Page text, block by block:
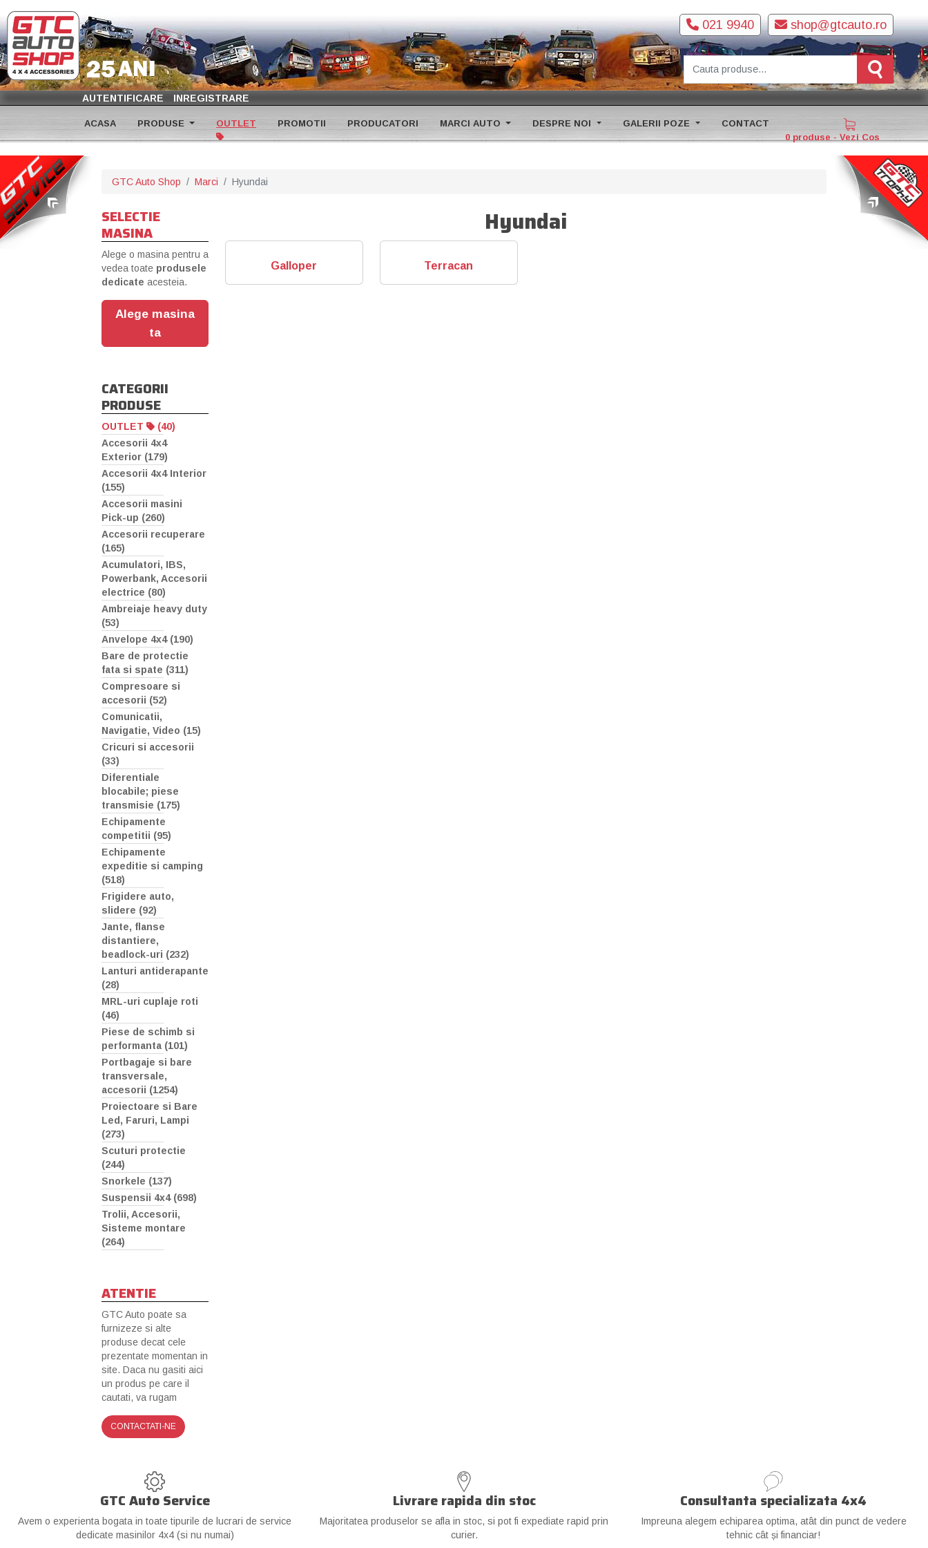
shop@gtcauto.ro
021 9940
AUTENTIFICARE INREGISTRARE
ACASA PRODUSE OUTLET PROMOTII PRODUCATORI MARCI AUTO DESPRE NOI GALERII POZE
CONTACT
0 produse - Vezi Cos
GTC Auto Shop Marci Hyundai
Hyundai
Galloper Terracan
SELECTIE
MASINA
Alege o masina pentru a
vedea toate produsele
dedicate acesteia.
Alege masina
ta
CATEGORII
PRODUSE
OUTLET
(40)
Accesorii 4x4
Exterior (179)
Accesorii 4x4 Interior
(155)
Accesorii masini
Pick-up (260)
Accesorii recuperare
(165)
Acumulatori, IBS,
Powerbank, Accesorii
electrice (80)
Ambreiaje heavy duty
(53)
Anvelope 4x4 (190)
Bare de protectie
fata si spate (311)
Compresoare si
accesorii (52)
Comunicatii,
Navigatie, Video (15)
Cricuri si accesorii
(33)
Diferentiale
blocabile; piese
transmisie (175)
Echipamente
competitii (95)
Echipamente
expeditie si camping
(518)
Frigidere auto,
slidere (92)
Jante, flanse
distantiere,
beadlock-uri (232)
Lanturi antiderapante
(28)
MRL-uri cuplaje roti
(46)
Piese de schimb si
performanta (101)
Portbagaje si bare
transversale,
accesorii (1254)
Proiectoare si Bare
Led, Faruri, Lampi
(273)
Scuturi protectie
(244)
Snorkele (137)
Suspensii 4x4 (698)
Trolii, Accesorii,
Sisteme montare
(264)
ATENTIE
GTC Auto poate sa
furnizeze si alte
produse decat cele
prezentate momentan in
site. Daca nu gasiti aici
un produs pe care il
cautati, va rugam
CONTACTATI-NE
GTC Auto Service
Avem o experienta bogata in toate tipurile de lucrari de service
dedicate masinilor 4x4 (si nu numai)
Livrare rapida din stoc
Majoritatea produselor se afla in stoc, si pot fi expediate rapid prin
curier.
Consultanta specializata 4x4
Impreuna alegem echiparea optima, atât din punct de vedere
tehnic cât și financiar!